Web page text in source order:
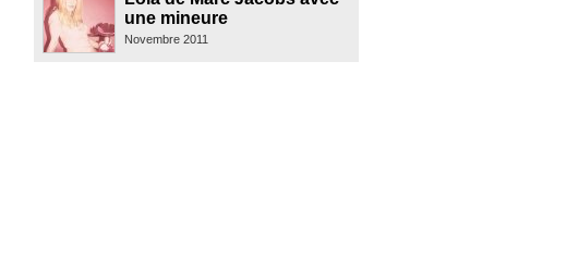
une mineure
Novembre 2011